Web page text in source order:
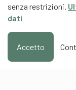
senza restrizioni.
dati
Accetto
Scuola